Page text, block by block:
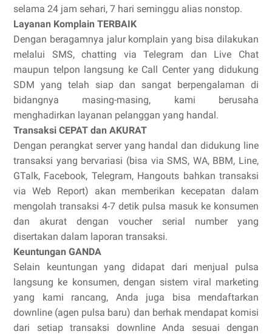
selama 24 jam sehari, 7 hari seminggu alias nonstop.
Layanan Komplain TERBAIK
Dengan beragamnya jalur komplain yang bisa dilakukan
melalui SMS, chatting via Telegram dan Live Chat
maupun telpon langsung ke Call Center yang didukung
SDM yang telah siap dan sangat berpengalaman di
bidangnya masing-masing, kami berusaha
menghadirkan layanan pelanggan yang handal.
Transaksi CEPAT dan AKURAT
Dengan perangkat server yang handal dan didukung line
transaksi yang bervariasi (bisa via SMS, WA, BBM, Line,
GTalk, Facebook, Telegram, Hangouts bahkan transaksi
via Web Report) akan memberikan kecepatan dalam
mengolah transaksi 4-7 detik pulsa masuk ke konsumen
dan akurat dengan voucher serial number yang
disertakan dalam laporan transaksi.
Keuntungan GANDA
Selain keuntungan yang didapat dari menjual pulsa
langsung ke konsumen, dengan sistem viral marketing
yang kami rancang, Anda juga bisa mendaftarkan
downline (agen pulsa baru) dan berhak mendapat komisi
dari setiap transaksi downline Anda sesuai dengan